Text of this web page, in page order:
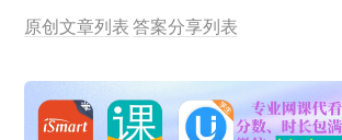
原创文章列表 答案分享列表